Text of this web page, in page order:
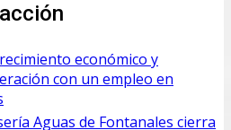
económico y
con un empleo en
Aguas de Fontanales cierra